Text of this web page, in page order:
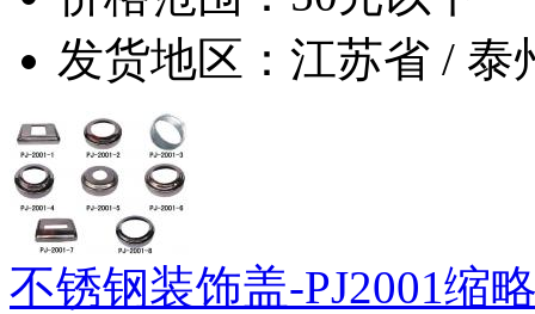
发货地区：江苏省 / 泰
不锈钢装饰盖-PJ2001缩